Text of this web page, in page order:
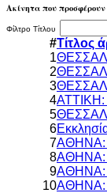
Ακίνητα που προσφέρουν
Φίλτρο Τίτλου
#Τίτλος
1
2
3
4ATTIKH:
5
6
7ΑΘΗΝΑ:
8ΑΘΗΝΑ:
9ΑΘΗΝΑ:
10ΑΘΗΝΑ: